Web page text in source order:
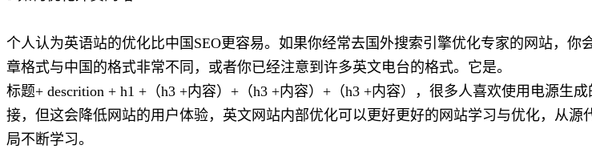
个人认为英语站的优化比中国SEO更容易。如果你经常去国外搜索引擎优化专家的网站，你
章格式与中国的格式非常不同，或者你已经注意到许多英文电台的格式。它是。
标题+ descrition + h1 +（h3 +内容）+（h3 +内容）+（h3 +内容），很多人喜欢使用电源生
接，但这会降低网站的用户体验，英文网站内部优化可以更好更好的网站学习与优化，从源
局不断学习。